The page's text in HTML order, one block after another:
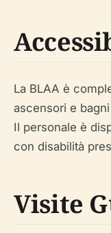
La BLAA è
ascensori e
Il personale è
con disabilità
Visite